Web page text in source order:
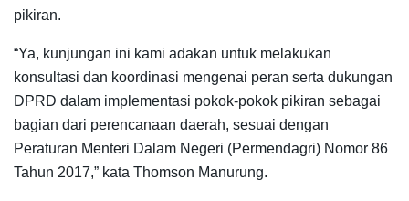
pikiran.
“Ya, kunjungan ini kami adakan untuk melakukan
konsultasi dan koordinasi mengenai peran serta dukungan
DPRD dalam implementasi pokok-pokok pikiran sebagai
bagian dari perencanaan daerah, sesuai dengan
Peraturan Menteri Dalam Negeri (Permendagri) Nomor 86
Tahun 2017,” kata Thomson Manurung.